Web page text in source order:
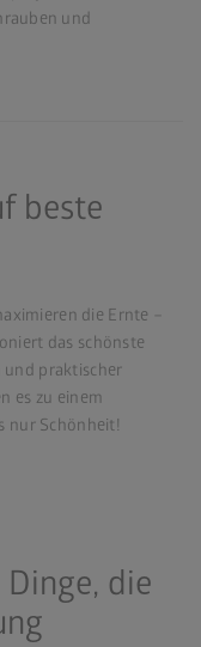
und
beste
die Ernte –
das schönste
und praktischer
es zu einem
nur Schönheit!
die